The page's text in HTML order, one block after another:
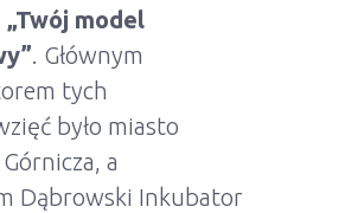
„Twój model
. Głównym
tych
było miasto
a
Dąbrowski Inkubator